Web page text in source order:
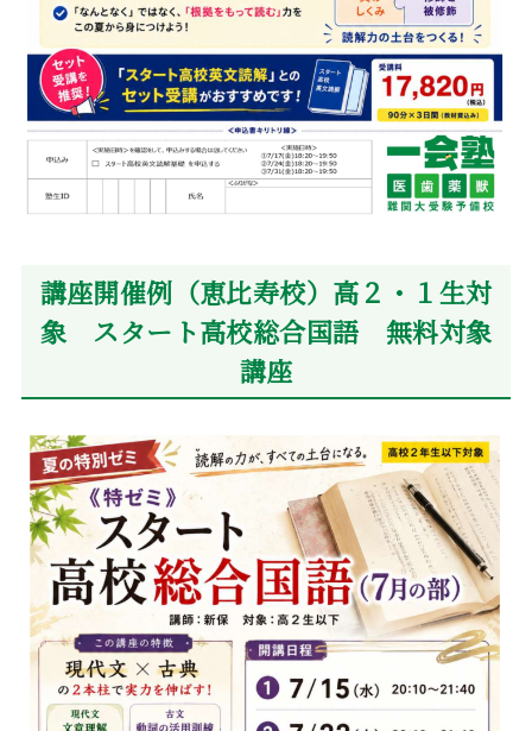
講座開催例（恵比寿校）高２・１生対
象 スタート高校総合国語 無料対象
講座